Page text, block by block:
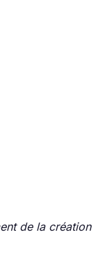
de la création